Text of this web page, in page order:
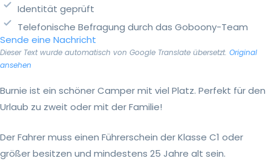
Identität geprüft
Telefonische Befragung durch das Goboony-Team
Sende eine Nachricht
Dieser Text wurde automatisch von Google Translate übersetzt. Original
ansehen
Burnie ist ein schöner Camper mit viel Platz. Perfekt für den
Urlaub zu zweit oder mit der Familie!
Der Fahrer muss einen Führerschein der Klasse C1 oder
größer besitzen und mindestens 25 Jahre alt sein.